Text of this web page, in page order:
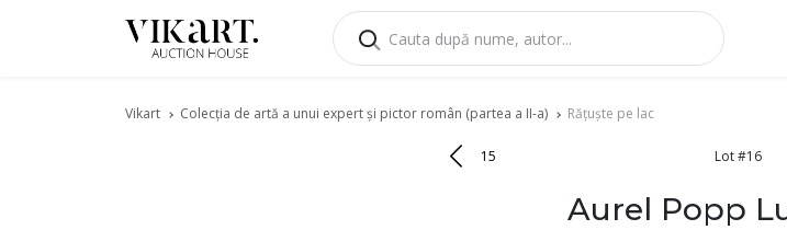
Vikart Colecția de artă a unui expert și pictor român (partea a II-a) Rățuște pe lac
15 Lot #16
Aurel Popp